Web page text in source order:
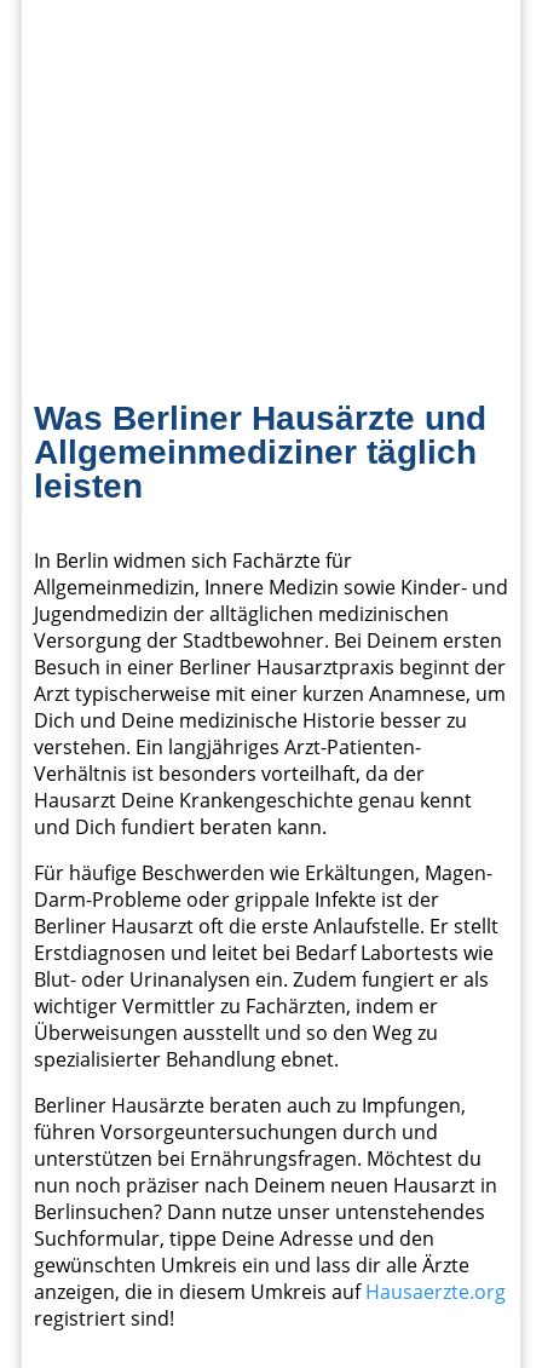
Was Berliner Hausärzte und
Allgemeinmediziner täglich
leisten
In Berlin widmen sich Fachärzte für
Allgemeinmedizin, Innere Medizin sowie Kinder- und
Jugendmedizin der alltäglichen medizinischen
Versorgung der Stadtbewohner. Bei Deinem ersten
Besuch in einer Berliner Hausarztpraxis beginnt der
Arzt typischerweise mit einer kurzen Anamnese, um
Dich und Deine medizinische Historie besser zu
verstehen. Ein langjähriges Arzt-Patienten-
Verhältnis ist besonders vorteilhaft, da der
Hausarzt Deine Krankengeschichte genau kennt
und Dich fundiert beraten kann.
Für häufige Beschwerden wie Erkältungen, Magen-
Darm-Probleme oder grippale Infekte ist der
Berliner Hausarzt oft die erste Anlaufstelle. Er stellt
Erstdiagnosen und leitet bei Bedarf Labortests wie
Blut- oder Urinanalysen ein. Zudem fungiert er als
wichtiger Vermittler zu Fachärzten, indem er
Überweisungen ausstellt und so den Weg zu
spezialisierter Behandlung ebnet.
Berliner Hausärzte beraten auch zu Impfungen,
führen Vorsorgeuntersuchungen durch und
unterstützen bei Ernährungsfragen. Möchtest du
nun noch präziser nach Deinem neuen Hausarzt in
Berlinsuchen? Dann nutze unser untenstehendes
Suchformular, tippe Deine Adresse und den
gewünschten Umkreis ein und lass dir alle Ärzte
anzeigen, die in diesem Umkreis aufHausaerzte.org
registriert sind!